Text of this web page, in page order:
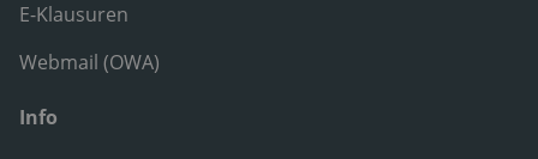
E-Klausuren
Webmail (OWA)
Info